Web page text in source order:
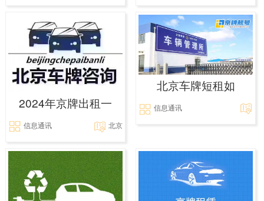
2024年京牌出租一
信息通讯 北京
北京车牌短租如
信息通讯